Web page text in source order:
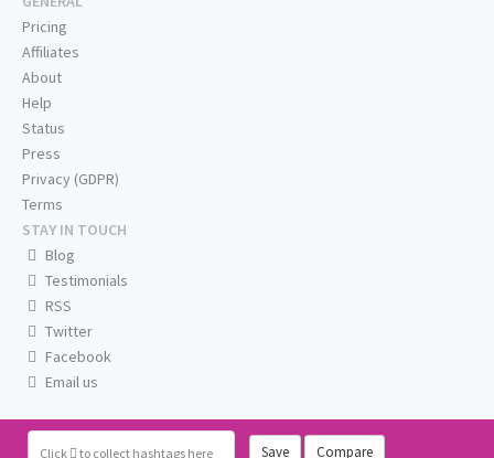
Click to collect hashtags here Save Compare
Pricing
Affiliates
About
Help
Status
Press
Privacy (GDPR)
Terms
STAY IN TOUCH
Blog
Testimonials
RSS
Twitter
Facebook
Email us